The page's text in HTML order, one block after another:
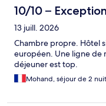
10/10 –
13 juill. 2026
Chambre propre. Hôtel
européen. Une ligne de
déjeuner est top.
Mohand, séjour de 2